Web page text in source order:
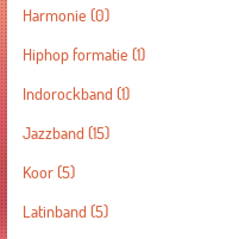
Harmonie (0)
Hiphop formatie (1)
Indorockband (1)
Jazzband (15)
Koor(5)
Latinband (5)